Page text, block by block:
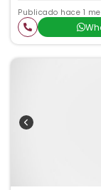
Publicado hace 1